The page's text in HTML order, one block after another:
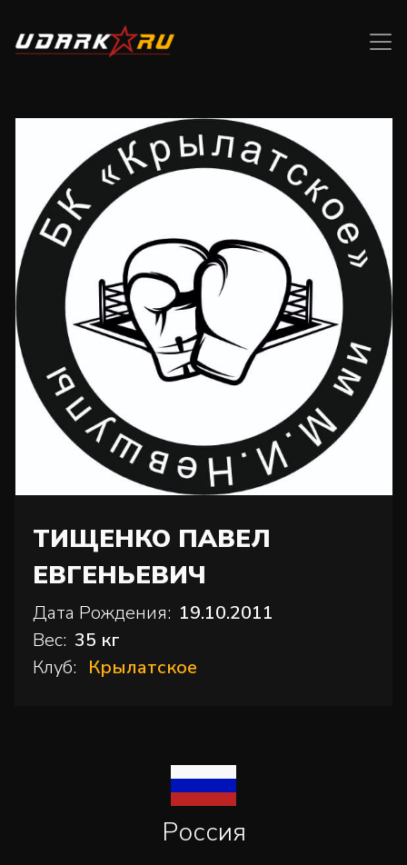
ТИЩЕНКО ПАВЕЛ
ЕВГЕНЬЕВИЧ
Дата Рождения: 19.10.2011
Вес: 35 кг
Клуб: Крылатское
Россия